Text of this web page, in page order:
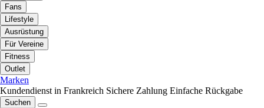
Fans
Lifestyle
Ausrüstung
Für Vereine
Fitness
Outlet
Marken
Kundendienst in Frankreich Sichere Zahlung Einfache Rückgabe
Suchen